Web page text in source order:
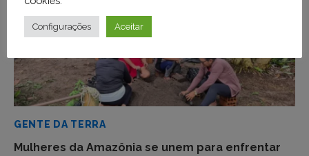
GENTE DA TERRA
Mulheres da Amazônia se unem para enfrentar
Configurações Aceitar